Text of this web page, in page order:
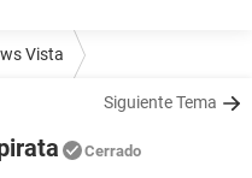
Vista
Siguiente Tema
Cerrado